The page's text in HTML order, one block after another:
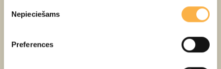
izvēle
Nepieciešams
Preferences
Ekskursiju vada:
aktrise Dace Vītola vai Lienīte
Biļešu cena individuāli: